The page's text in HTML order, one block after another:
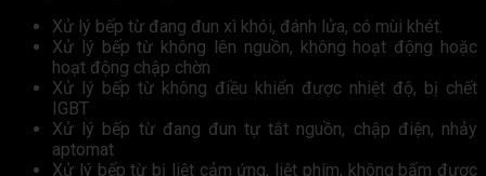
Xử lý bếp từ đang đun xì khói, đánh lửa, có mùi khét.
Xử lý bếp từ không lên nguồn, không hoạt động hoặc
hoạt động chập chờn
Xử lý bếp từ không điều khiển được nhiệt độ, bị chết
IGBT
Xử lý bếp từ đang đun tự tắt nguồn, chập điện, nhảy
aptomat
Xử lý bếp từ bị liệt cảm ứng, liệt phím, không bấm được